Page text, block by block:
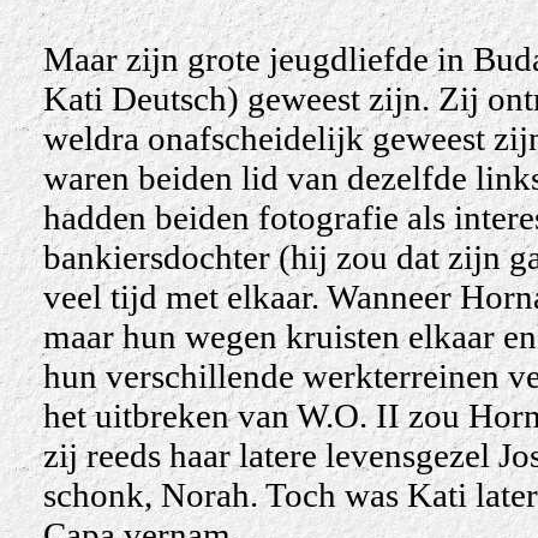
Maar zijn grote jeugdliefde in
Kati Deutsch) geweest zijn. Zij
weldra onafscheidelijk geweest
waren beiden lid van dezelfde
hadden beiden fotografie als
bankiersdochter (hij zou dat zijn
veel tijd met elkaar. Wanneer
maar hun wegen kruisten elkaar
hun verschillende werkterreinen
het uitbreken van W.O. II zou
zij reeds haar latere levensgezel
schonk, Norah. Toch was Kati